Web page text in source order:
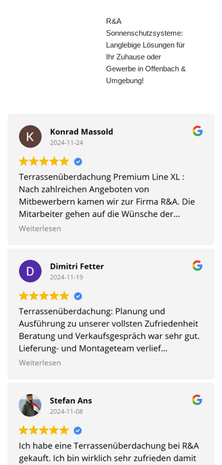
R&A
Sonnenschutzsysteme:
Langlebige Lösungen für
Ihr Zuhause oder
Gewerbe in Offenbach &
Umgebung!